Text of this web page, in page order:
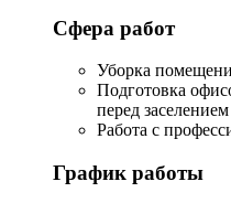
Сфера работ
Уборка
Подготовка
перед заселением
Работа с
График работы